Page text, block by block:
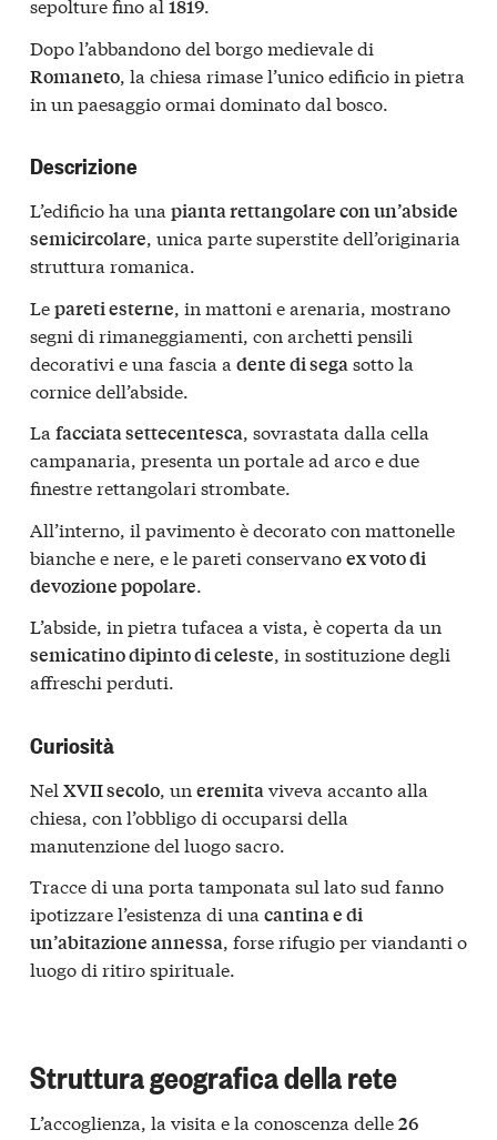
sepolture fino al 1819.
Dopo l’abbandono del borgo medievale di
Romaneto, la chiesa rimase l’unico edificio in pietra
in un paesaggio ormai dominato dal bosco.
Descrizione
L’edificio ha una pianta rettangolare con un’abside
semicircolare, unica parte superstite dell’originaria
struttura romanica.
Lepareti esterne, in mattoni e arenaria, mostrano
segni di rimaneggiamenti, con archetti pensili
decorativi e una fascia a dente di segasotto la
cornice dell’abside.
La facciata settecentesca, sovrastata dalla cella
campanaria, presenta un portale ad arco e due
finestre rettangolari strombate.
All’interno, il pavimento è decorato con mattonelle
bianche e nere, e le pareti conservanoex voto di
devozione popolare.
L’abside, in pietra tufacea a vista, è coperta da un
semicatino dipinto di celeste, in sostituzione degli
affreschi perduti.
Curiosità
Nel XVII secolo, un eremitaviveva accanto alla
chiesa, con l’obbligo di occuparsi della
manutenzione del luogo sacro.
Tracce di una porta tamponata sul lato sud fanno
ipotizzare l’esistenza di una cantina e di
un’abitazione annessa, forse rifugio per viandanti o
luogo di ritiro spirituale.
Struttura geografica della rete
L’accoglienza, la visita e la conoscenza delle26